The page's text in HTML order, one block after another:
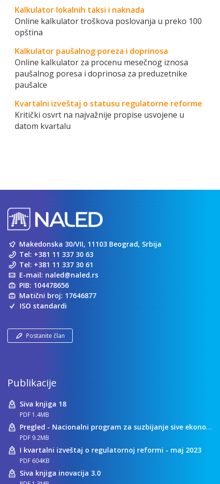
Kalkulator lokalnih taksi i naknada
Online kalkulator troškova poslovanja u preko 100
opština
Kalkulator paušalnog poreza i doprinosa
Online kalkulator za procenu mesečnog iznosa
paušalnog poresa i doprinosa za preduzetnike
paušalce
Kvartalni izveštaj o statusu regulatorne reforme
Kritički osvrt na najvažnije propise usvojene u
datom kvartalu
Makedonska 30/VII, 11103 Beograd, Srbija
Tel: +381 11 337 30 63
Tel: +381 11 337 30 61
E-mail: naled@naled.rs
PIB: 104478656
Matični broj: 17646877
ISO standardi
Postanite član
Publikacije
Siva knjiga 18
PDF 1.4MB
Pregled - Nacionalni program za suzbijanje sive ekonomije
PDF 9.2MB
I kvartalni izveštaj o regulatornoj reformi - maj 2023
PDF 604KB
Siva knjiga inovacija 3.0